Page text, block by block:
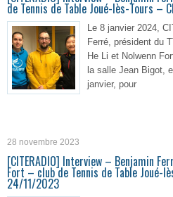
de Tennis de Table Joué-lès-Tours –
Le 8 janvier 2024,
Ferré, président du
He Li et Nolwenn
la salle Jean Bigot,
janvier, pour
28 novembre 2023
[CITERADIO] Interview – Benjamin
Fort – club de Tennis de Table Joué-
24/11/2023